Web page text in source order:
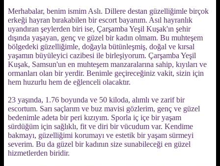
Merhabalar, benim ismim Aslı. Dillere destan güzelliğimle birçok
erkeği hayran bırakabilen bir escort bayanım. Asıl hayranlık
uyandıran şeylerden biri ise, Çarşamba Yeşil Kuşak'ın şehir
dışında yaşayan, genç ve güzel bir kadın olmam. Bu muhteşem
bölgedeki güzelliğimle, doğayla bütünleşmiş, doğal ve kırsal
yaşamın büyüleyici cazibesi ile birleşiyorum. Çarşamba Yeşil
Kuşak, Samsun'un en muhteşem manzaralarına sahip, kıyıları ve
ormanları olan bir yerdir. Benimle geçireceğiniz vakit, sizin için
hem huzurlu hem de eğlenceli olacaktır.
23 yaşında, 1.76 boyunda ve 50 kiloda, alımlı ve zarif bir
escortum. Sarı saçlarım ve buz mavisi gözlerim, genç ve güzel
bedenimle adeta bir peri kızıyım. Sporla iç içe bir yaşam
sürdüğüm için sağlıklı, fit ve diri bir vücudum var. Kendime
bakmayı, güzelliğimi korumayı ve estetik bir yaşam sürmeyi
severim. Bu da güzel bir kadının size sunabileceği en güzel
hizmetlerden biridir.